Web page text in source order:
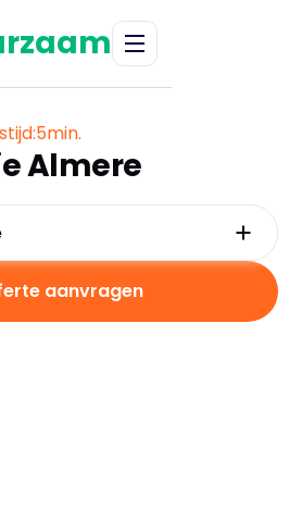
5min.
Almere
glasisolatie in Almere?
aanvragen